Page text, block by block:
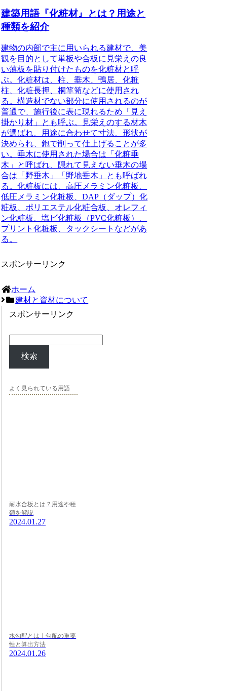
建築用語『化粧材』とは？用途と
種類を紹介
建物の内部で主に用いられる建材で、 美
観を目的として単板や合板に見栄えの良
い薄板を貼り付けたものを化粧材と呼
ぶ。化粧材は、柱、垂木、鴨居、化粧
柱、化粧長押、桐箪笥などに使用され
る。構造材でない部分に使用されるのが
普通で、施行後に表に現れるため「見え
掛かり材」とも呼ぶ。見栄えのする材木
が選ばれ、用途に合わせて寸法、形状が
決められ、鉋で削って仕上げることが多
い。垂木に使用された場合は「化粧垂
木」と呼ばれ、隠れて見えない垂木の場
合は「野垂木」「野地垂木」とも呼ばれ
る。化粧板には、高圧メラミン化粧板、
低圧メラミン化粧板、DAP（ダップ）化
粧板、ポリエステル化粧合板、オレフィ
ン化粧板、塩ビ化粧板（PVC化粧板）、
プリント化粧板、タックシートなどがあ
る。
スポンサーリンク
ホーム
建材と資材について
スポンサーリンク
検索
よく見られている用語
耐水合板とは？用途や種
類を解説
2024.01.27
水勾配とは｜勾配の重要
性と算出方法
2024.01.26